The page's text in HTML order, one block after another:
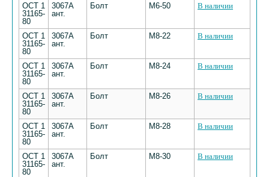
ОСТ 1
31165-
80
3067А
ант.
Болт М6-50 В наличии
ОСТ 1
31165-
80
3067А
ант.
Болт М8-22 В наличии
ОСТ 1
31165-
80
3067А
ант.
Болт М8-24 В наличии
ОСТ 1
31165-
80
3067А
ант.
Болт М8-26 В наличии
ОСТ 1
31165-
80
3067А
ант.
Болт М8-28 В наличии
ОСТ 1
31165-
80
3067А
ант.
Болт М8-30 В наличии